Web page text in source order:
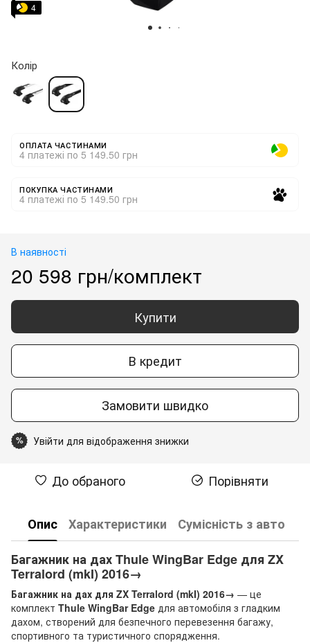
4
Колір
ОПЛАТА ЧАСТИНАМИ
4 платежі по 5 149.50 грн
ПОКУПКА ЧАСТИНАМИ
4 платежі по 5 149.50 грн
В наявності
20 598 грн/комплект
Купити
В кредит
Замовити швидко
% Увійти для відображення знижки
До обраного Порівняти
Опис Характеристики
Сумісність з авто
Багажник на дах Thule WingBar Edge для ZX
Terralord (mkI) 2016→
Багажник на дах для ZX Terralord (mkI) 2016→ — це
комплект Thule WingBar Edge для автомобіля з гладким
дахом, створений для безпечного перевезення багажу,
спортивного та туристичного спорядження.